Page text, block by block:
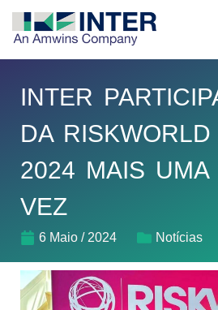
INTER
DA RISKWORLD
2024 MAIS UMA
VEZ
6 Maio / 2024 Notícias